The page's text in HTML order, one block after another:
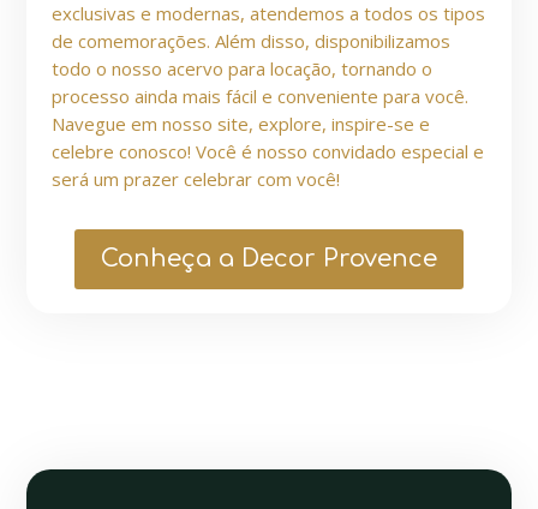
exclusivas e modernas, atendemos a todos os tipos
de comemorações. Além disso, disponibilizamos
todo o nosso acervo para locação, tornando o
processo ainda mais fácil e conveniente para você.
Navegue em nosso site, explore, inspire-se e
celebre conosco! Você é nosso convidado especial e
será um prazer celebrar com você!
Conheça a Decor Provence